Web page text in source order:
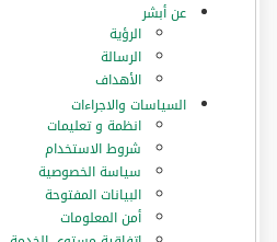
عن أبشر
الرؤية
الرسالة
الأهداف
السياسات والاجراءات
انظمة و تعليمات
شروط الاستخدام
سياسة الخصوصية
البيانات المفتوحة
أمن المعلومات